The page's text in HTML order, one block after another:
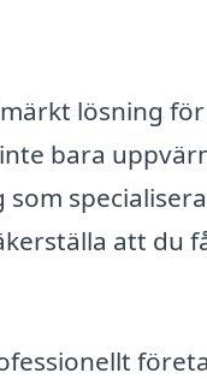
lösning
bara
att du